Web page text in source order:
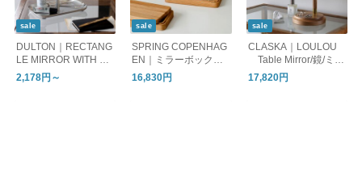
sale
DULTON｜RECTANG
LE MIRROR WITH TR
AY/スタンドミラー/卓
上鏡
2,178円～
sale
SPRING COPENHAG
EN｜ミラーボックス/
鏡
16,830円
sale
CLASKA｜LOULOU
Table Mirror/鏡/ミラ
ー
17,820円